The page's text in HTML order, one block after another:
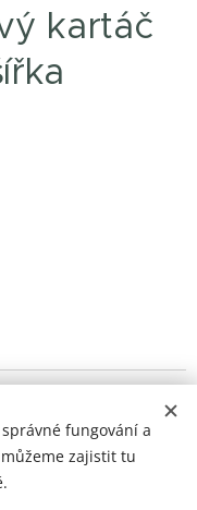
kartáč
fungování a
zajistit tu